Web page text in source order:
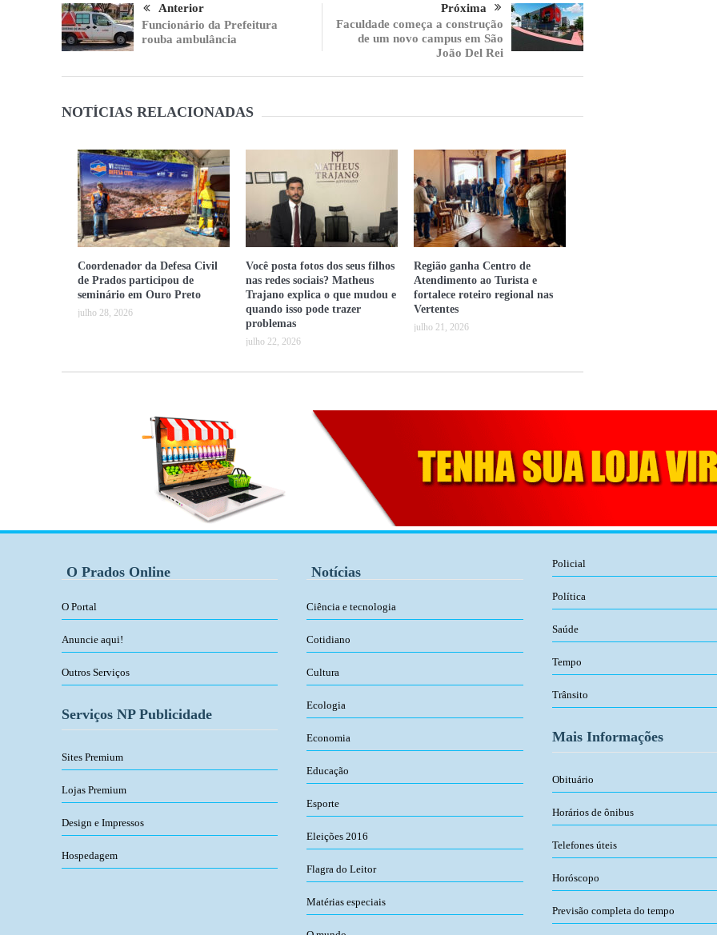
Anterior
Funcionário da Prefeitura
rouba ambulância
Próxima
Faculdade começa a construção
de um novo campus em São
João Del Rei
NOTÍCIAS RELACIONADAS
Coordenador da Defesa Civil
de Prados participou de
seminário em Ouro Preto
julho 28, 2026
Você posta fotos dos seus filhos
nas redes sociais? Matheus
Trajano explica o que mudou e
quando isso pode trazer
problemas
julho 22, 2026
Região ganha Centro de
Atendimento ao Turista e
fortalece roteiro regional nas
Vertentes
julho 21, 2026
O Prados Online
O Portal
Anuncie aqui!
Outros Serviços
Serviços NP Publicidade
Sites Premium
Lojas Premium
Design e Impressos
Hospedagem
Notícias
Ciência e tecnologia
Cotidiano
Cultura
Ecologia
Economia
Educação
Esporte
Eleições 2016
Flagra do Leitor
Matérias especiais
Policial
Política
Saúde
Tempo
Trânsito
Mais Informações
Obituário
Horários de ônibus
Telefones úteis
Horóscopo
Previsão completa do tempo